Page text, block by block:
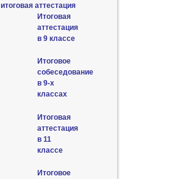
итоговая аттестация
Итоговая
аттестация
в 9 классе
Итоговое
собеседование
в 9-х
классах
Итоговая
аттестация
в 11
классе
Итоговое